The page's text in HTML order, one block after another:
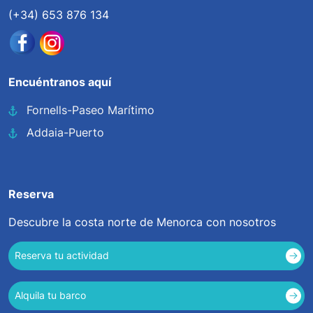
(+34) 653 876 134
Encuéntranos aquí
Fornells-Paseo Marítimo
Addaia-Puerto
Reserva
Descubre la costa norte de Menorca con nosotros
Reserva tu actividad
Alquila tu barco